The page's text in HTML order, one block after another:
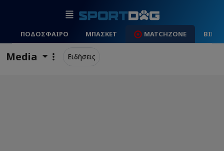
ΠΟΔΟΣΦΑΙΡΟ ΜΠΑΣΚΕΤ MATCHZONE
Media Ειδήσεις